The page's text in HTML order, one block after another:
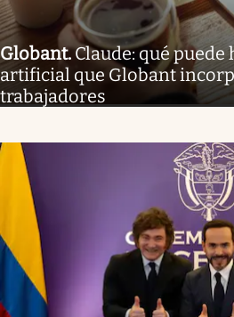
Globant.Claude: qué
artificial que Globant
trabajadores